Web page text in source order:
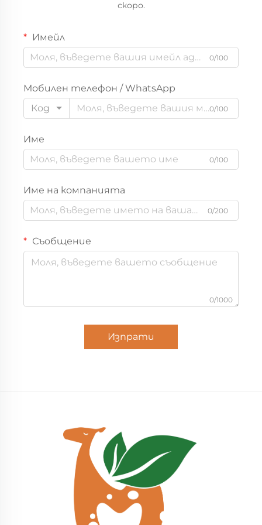
бутици
скоро.
Имейл
0/100
Мобилен телефон / WhatsApp
Код
0/100
Име
0/100
Име на компанията
0/200
Съобщение
0/1000
Изпрати